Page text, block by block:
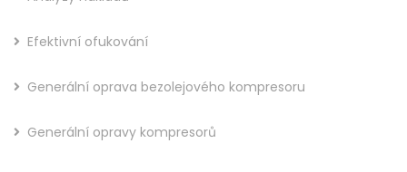
Efektivní ofukování
Generální oprava bezolejového kompresoru
Generální opravy kompresorů